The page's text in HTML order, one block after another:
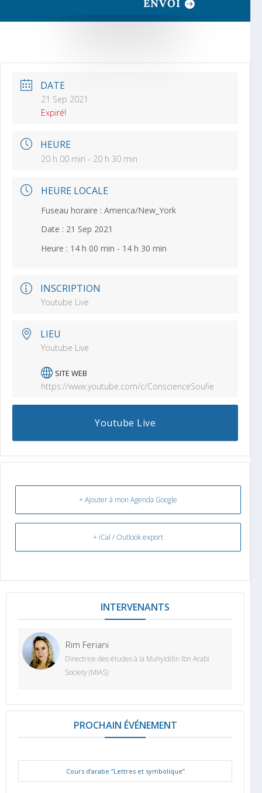
ENVOI
DATE
21 Sep 2021
Expiré!
HEURE
20 h 00 min - 20 h 30 min
HEURE LOCALE
Fuseau horaire : America/New_York
Date : 21 Sep 2021
Heure : 14 h 00 min - 14 h 30 min
INSCRIPTION
Youtube Live
LIEU
Youtube Live
SITE WEB
https://www.youtube.com/c/ConscienceSoufie
Youtube Live
+ Ajouter à mon Agenda Google
+ iCal / Outlook export
INTERVENANT
Rim Feriani
Directrice des études à la Muhyiddin Ibn Arabi
Society (MIAS)
PROCHAIN ÉVÉNEMENT
Cours d’arabe “Lettres et symbolique”